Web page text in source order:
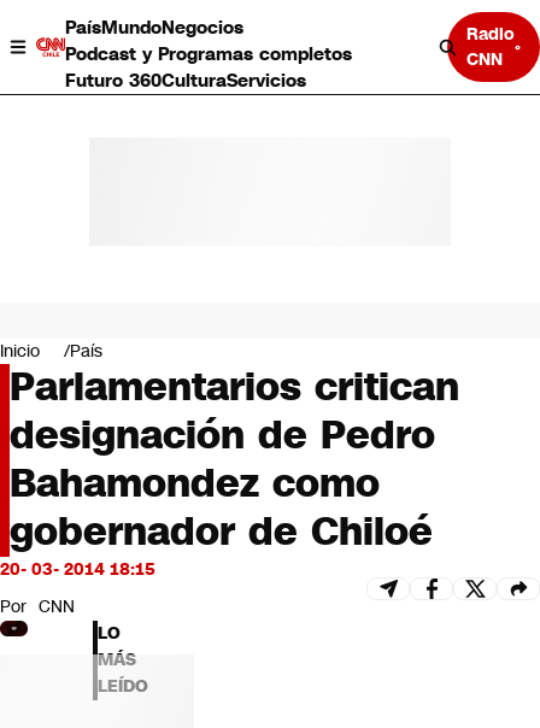
PaísMundoNegocios
Podcast y Programas completos
Futuro 360CulturaServicios
Radio
CNN
Negocios
Deportes
Programas completos
Cultura
Servicios
Bits
CNN tiempo
Futuro 360
Inicio País
Parlamentarios critican
designación de Pedro
Bahamondez como
gobernador de Chiloé
20- 03- 2014 18:15
Por CNN
LO
MÁS
LEÍDO